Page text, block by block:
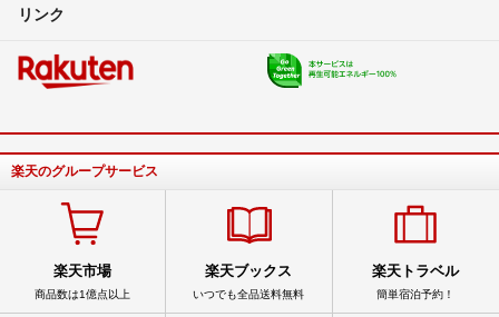
リンク
楽天のグループサービス
楽天市場
商品数は1億点以上
楽天ブックス
いつでも全品送料無料
楽天トラベル
簡単宿泊予約！